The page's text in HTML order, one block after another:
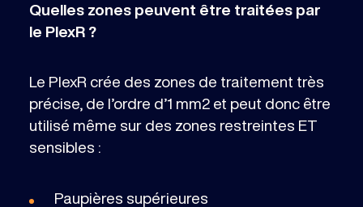
Quelles zones peuvent être traitées par
le PlexR ?
Le PlexR crée des zones de traitement très
précise, de l’ordre d’1 mm2 et peut donc être
utilisé même sur des zones restreintes ET
sensibles :
Paupières supérieures